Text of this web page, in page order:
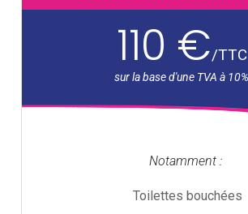
110 €/TTC
Notamment :
Toilettes bouchées